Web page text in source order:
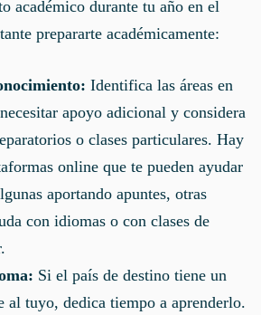
académico durante tu año en el
prepararte académicamente:
Identifica las áreas en
apoyo adicional y considera
o clases particulares. Hay
online que te pueden ayudar
aportando apuntes, otras
con idiomas o con clases de
Si el país de destino tiene un
al tuyo, dedica tiempo a aprenderlo.